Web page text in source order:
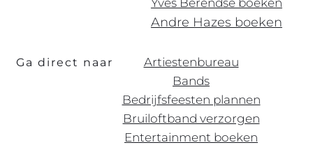
Yves Berendse boeken
Andre Hazes boeken
Ga direct naar
Artiestenbureau
Bands
Bedrijfsfeesten plannen
Bruiloftband verzorgen
Entertainment boeken